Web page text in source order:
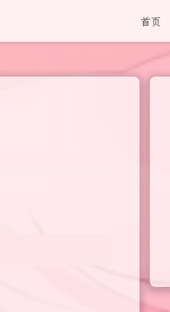
首页